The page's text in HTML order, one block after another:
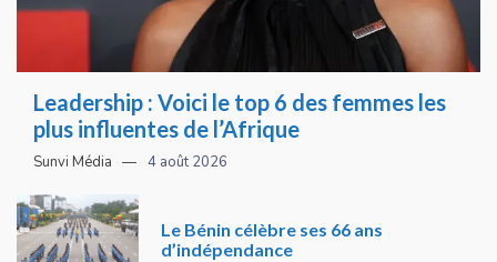
Leadership : Voici le top 6 des femmes les
plus influentes de l’Afrique
Sunvi Média 4 août 2026
Le Bénin célèbre ses 66 ans
d’indépendance